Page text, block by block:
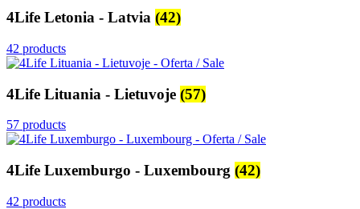
4Life Letonia - Latvia (42)
42 products
4Life Lituania - Lietuvoje (57)
57 products
4Life Luxemburgo - Luxembourg (42)
42 products